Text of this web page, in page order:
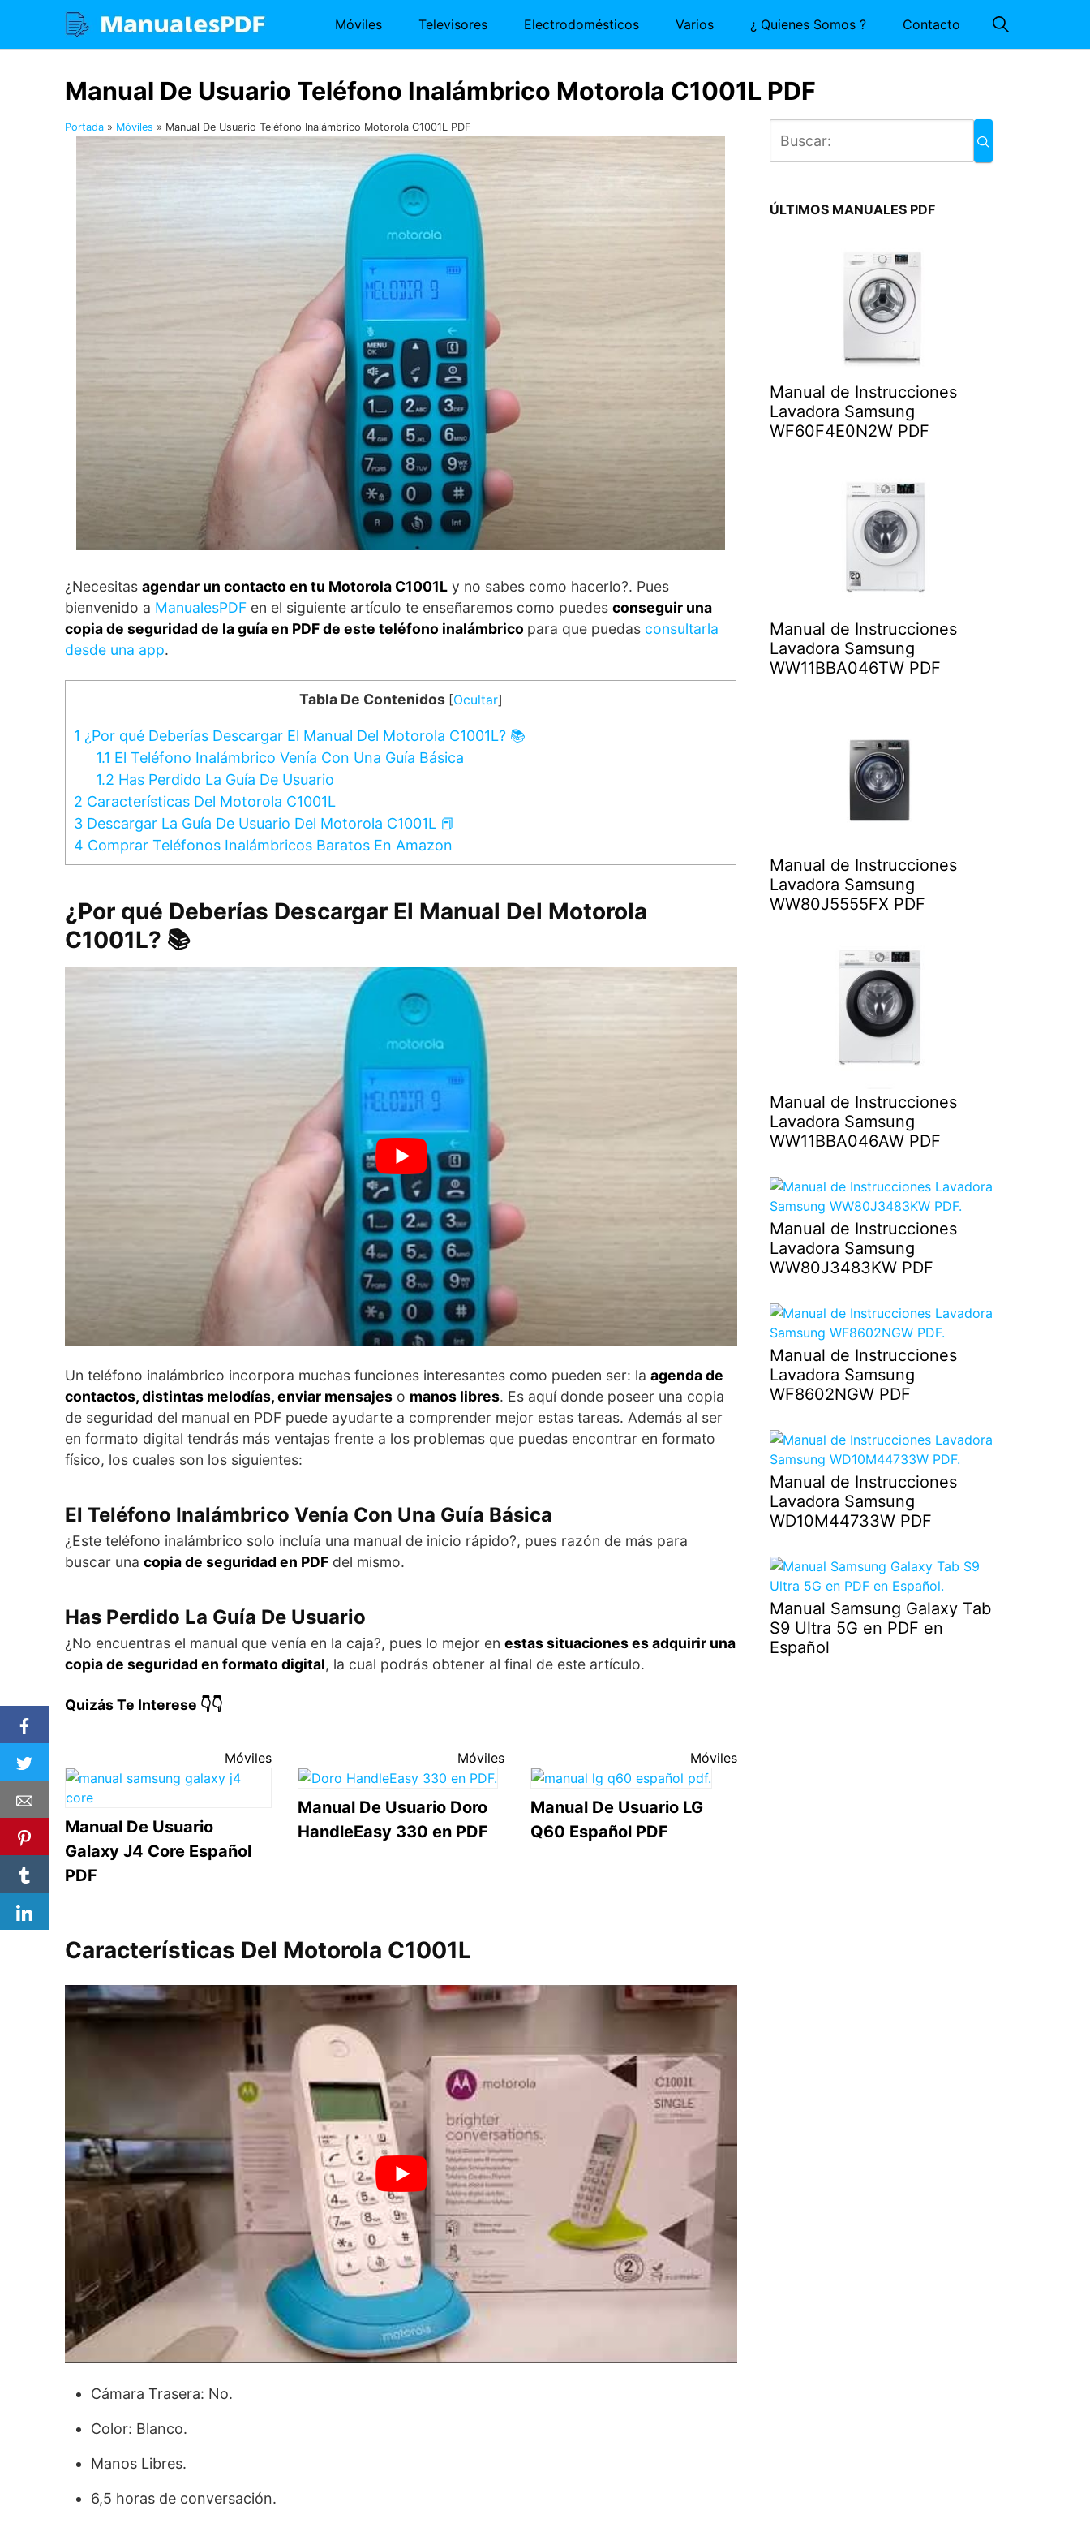
contenido
Móviles Televisores Electrodomésticos Varios ¿ Quienes Somos ? Contacto
Manual De Usuario Teléfono Inalámbrico Motorola C1001L PDF
Portada » Móviles » Manual De Usuario Teléfono Inalámbrico Motorola C1001L PDF
¿Necesitas agendar un contacto en tu Motorola C1001L y no sabes como hacerlo?. Pues
bienvenido a ManualesPDF en el siguiente artículo te enseñaremos como puedes conseguir una
copia de seguridad de la guía en PDF de este teléfono inalámbrico para que puedas consultarla
desde una app.
Tabla De Contenidos [Ocultar]
1 ¿Por qué Deberías Descargar El Manual Del Motorola C1001L? 📚
1.1 El Teléfono Inalámbrico Venía Con Una Guía Básica
1.2 Has Perdido La Guía De Usuario
2 Características Del Motorola C1001L
3 Descargar La Guía De Usuario Del Motorola C1001L 📕
4 Comprar Teléfonos Inalámbricos Baratos En Amazon
¿Por qué Deberías Descargar El Manual Del Motorola
C1001L? 📚
Un teléfono inalámbrico incorpora muchas funciones interesantes como pueden ser: la agenda de
contactos, distintas melodías, enviar mensajes o manos libres. Es aquí donde poseer una copia
de seguridad del manual en PDF puede ayudarte a comprender mejor estas tareas. Además al ser
en formato digital tendrás más ventajas frente a los problemas que puedas encontrar en formato
físico, los cuales son los siguientes:
El Teléfono Inalámbrico Venía Con Una Guía Básica
¿Este teléfono inalámbrico solo incluía una manual de inicio rápido?, pues razón de más para
buscar una copia de seguridad en PDF del mismo.
Has Perdido La Guía De Usuario
¿No encuentras el manual que venía en la caja?, pues lo mejor en estas situaciones es adquirir una
copia de seguridad en formato digital, la cual podrás obtener al final de este artículo.
Quizás Te Interese 👇👇
Móviles
Manual De Usuario
Galaxy J4 Core Español
PDF
Móviles
Manual De Usuario Doro
HandleEasy 330 en PDF
Móviles
Manual De Usuario LG
Q60 Español PDF
Características Del Motorola C1001L
Cámara Trasera: No.
Color: Blanco.
Manos Libres.
6,5 horas de conversación.
ÚLTIMOS MANUALES PDF
Manual de Instrucciones
Lavadora Samsung
WF60F4E0N2W PDF
Manual de Instrucciones
Lavadora Samsung
WW11BBA046TW PDF
Manual de Instrucciones
Lavadora Samsung
WW80J5555FX PDF
Manual de Instrucciones
Lavadora Samsung
WW11BBA046AW PDF
Manual de Instrucciones
Lavadora Samsung
WW80J3483KW PDF
Manual de Instrucciones
Lavadora Samsung
WF8602NGW PDF
Manual de Instrucciones
Lavadora Samsung
WD10M44733W PDF
Manual Samsung Galaxy Tab
S9 Ultra 5G en PDF en
Español